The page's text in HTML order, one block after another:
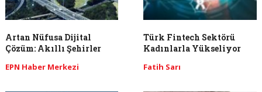
Artan Nüfusa Dijital
Çözüm: Akıllı Şehirler
EPN Haber Merkezi
Türk Fintech Sektörü
Kadınlarla Yükseliyor
Fatih Sarı